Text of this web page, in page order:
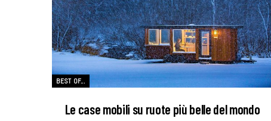
BEST OF...
Le case mobili su ruote più belle del mondo